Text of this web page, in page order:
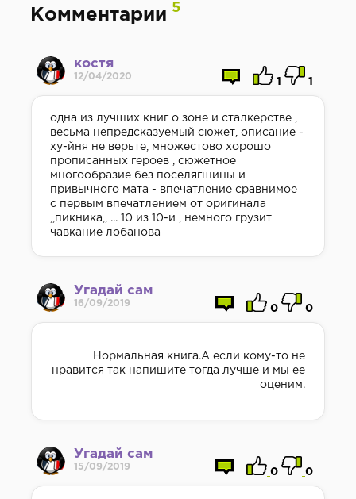
Комментарии 5
костя
12/04/2020
1 1
одна из лучших книг о зоне и сталкерстве ,
весьма непредсказуемый сюжет, описание -
ху-йня не верьте, множестово хорошо
прописанных героев , сюжетное
многообразие без поселягшины и
привычного мата - впечатление сравнимое
с первым впечатлением от оригинала
,,пикника,, ... 10 из 10-и , немного грузит
чавкание лобанова
Угадай сам
16/09/2019
0 0
Нормальная книга.А если кому-то не
нравится так напишите тогда лучше и мы ее
оценим.
Угадай сам
15/09/2019
0 0